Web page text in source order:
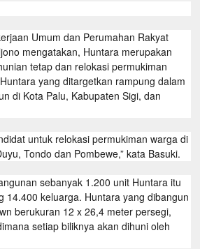
Umum dan Perumahan Rakyat
mengatakan, Huntara merupakan
tetap dan relokasi permukiman
yang ditargetkan rampung dalam
di Kota Palu, Kabupaten Sigi, dan
untuk relokasi permukiman warga di
Tondo dan Pombewe,” kata Basuki.
sebanyak 1.200 unit Huntara itu
14.400 keluarga. Huntara yang dibangun
berukuran 12 x 26,4 meter persegi,
setiap biliknya akan dihuni oleh